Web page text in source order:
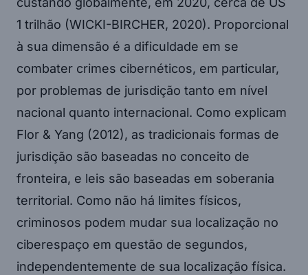
1 trilhão (WICKI-BIRCHER, 2020). Proporcional
à sua dimensão é a dificuldade em se
combater crimes cibernéticos, em particular,
por problemas de jurisdição tanto em nível
nacional quanto internacional. Como explicam
Flor & Yang (2012), as tradicionais formas de
jurisdição são baseadas no conceito de
fronteira, e leis são baseadas em soberania
territorial. Como não há limites físicos,
criminosos podem mudar sua localização no
ciberespaço em questão de segundos,
independentemente de sua localização física.